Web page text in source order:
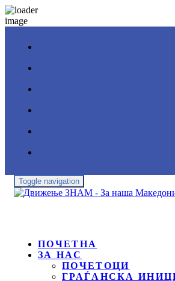
Toggle navigation
ПОЧЕТНА
ЗА НАС
ПОЧЕТОЦИ
ГРАЃАНСКА